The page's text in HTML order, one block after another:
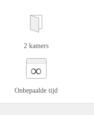
2 kamers
∞
Onbepaalde tijd